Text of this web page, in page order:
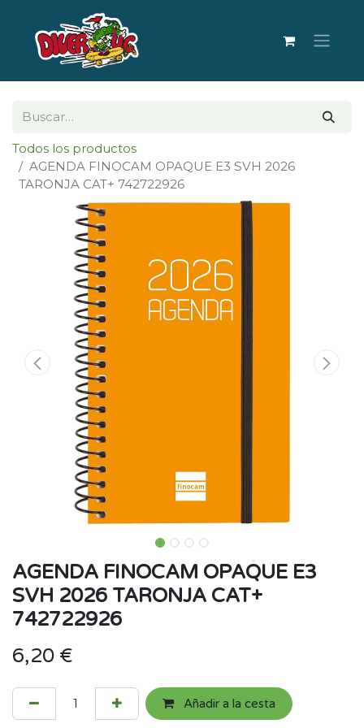
Todos los productos
AGENDA FINOCAM OPAQUE E3 SVH 2026
TARONJA CAT+ 742722926
AGENDA FINOCAM OPAQUE E3
SVH 2026 TARONJA CAT+
742722926
6,20 €
Añadir a la cesta